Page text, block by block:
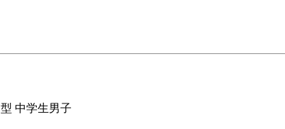
型 中学生男子